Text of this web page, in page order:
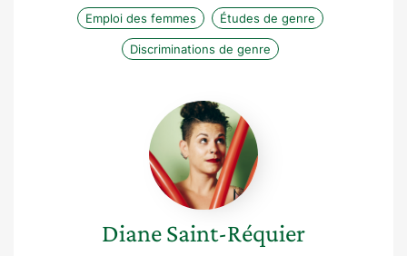
Emploi des femmes Études de genre
Discriminations de genre
Diane
Saint-
Réquier
DianeSaint-Réquier